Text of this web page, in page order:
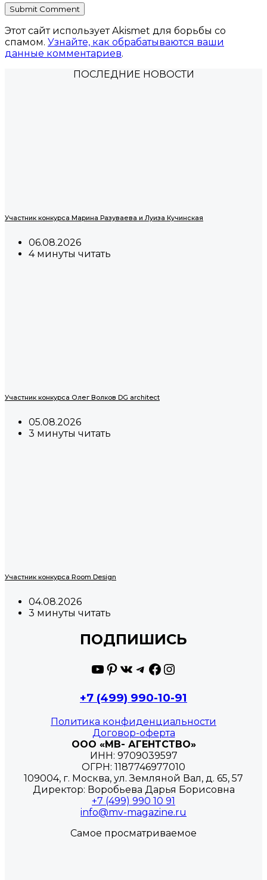
Этот сайт использует Akismet для борьбы со
спамом. Узнайте, как обрабатываются ваши
данные комментариев.
ПОСЛЕДНИЕ НОВОСТИ
Участник конкурса Марина Разуваева и Луиза Кучинская
06.08.2026
4 минуты читать
Участник конкурса Олег Волков DG architect
05.08.2026
3 минуты читать
Участник конкурса Room Design
04.08.2026
3 минуты читать
ПОДПИШИСЬ
YouTube
Pinterest
ВКонтакте
Telegram
Facebook
Instagram
+7 (499) 990-10-91
Политика конфиденциальности
Договор-оферта
ООО «МВ- АГЕНТСТВО»
ИНН: 9709039597
ОГРН: 1187746977010
109004, г. Москва, ул. Земляной Вал, д. 65, 57
Директор: Воробьева Дарья Борисовна
+7 (499) 990 10 91
info@mv-magazine.ru
Самое просматриваемое